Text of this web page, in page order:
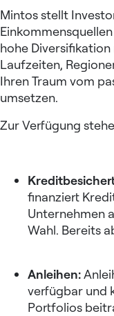
Mintos stellt
hohe
Laufzeiten,
Ihren Traum vom
umsetzen.
Zur Verfügung
finanziert
Unternehmen
Wahl. Bereits
Anleihen:
verfügbar und
Portfolios